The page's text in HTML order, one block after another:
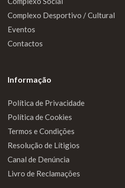
Complexo Desportivo / Cultural
Eventos
Contactos
Informação
Política de Privacidade
Política de Cookies
Termos e Condições
Resolução de Lítigios
Canal de Denúncia
Livro de Reclamações